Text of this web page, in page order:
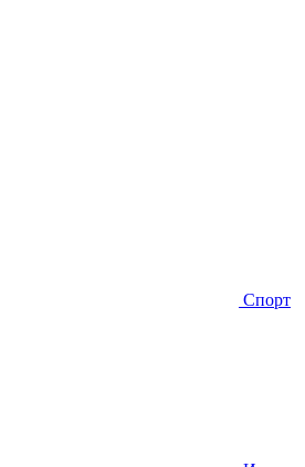
Спорт